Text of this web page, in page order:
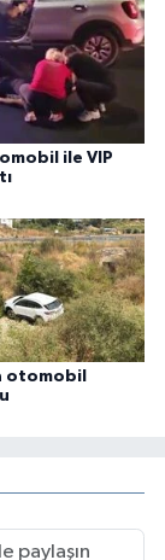
ile VIP
otomobil